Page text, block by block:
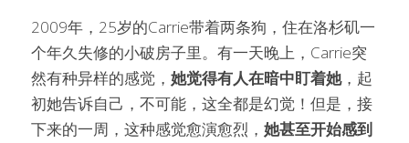
2009年，25岁的Carrie带着两条狗，住在洛杉矶一
个年久失修的小破房子里。有一天晚上，Carrie突
然有种异样的感觉， 她觉得有人在暗中盯着她，起
初她告诉自己，不可能，这全都是幻觉！但是，接
下来的一周，这种感觉愈演愈烈， 她甚至开始感到